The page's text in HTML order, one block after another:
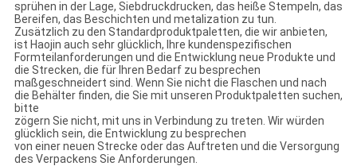
sprühen in der Lage, Siebdruckdrucken, das heiße Stempeln, das
Bereifen, das Beschichten und metalization zu tun.
Zusätzlich zu den Standardproduktpaletten, die wir anbieten,
ist Haojin auch sehr glücklich, Ihre kundenspezifischen
Formteilanforderungen und die Entwicklung neue Produkte und
die Strecken, die für Ihren Bedarf zu besprechen
maßgeschneidert sind. Wenn Sie nicht die Flaschen und nach
die Behälter finden, die Sie mit unseren Produktpaletten suchen,
bitte
zögern Sie nicht, mit uns in Verbindung zu treten. Wir würden
glücklich sein, die Entwicklung zu besprechen
von einer neuen Strecke oder das Auftreten und die Versorgung
des Verpackens Sie Anforderungen.